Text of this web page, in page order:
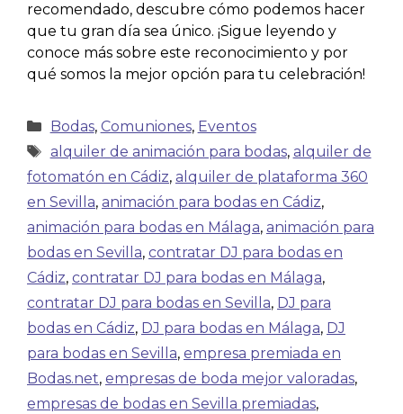
recomendado, descubre cómo podemos hacer
que tu gran día sea único. ¡Sigue leyendo y
conoce más sobre este reconocimiento y por
qué somos la mejor opción para tu celebración!
Bodas, Comuniones, Eventos
alquiler de animación para bodas, alquiler de
fotomatón en Cádiz, alquiler de plataforma 360
en Sevilla, animación para bodas en Cádiz,
animación para bodas en Málaga, animación para
bodas en Sevilla, contratar DJ para bodas en
Cádiz, contratar DJ para bodas en Málaga,
contratar DJ para bodas en Sevilla, DJ para
bodas en Cádiz, DJ para bodas en Málaga, DJ
para bodas en Sevilla, empresa premiada en
Bodas.net, empresas de boda mejor valoradas,
empresas de bodas en Sevilla premiadas,